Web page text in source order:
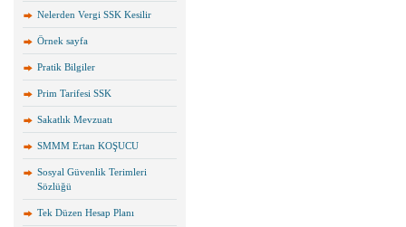
Nelerden Vergi SSK Kesilir
Örnek sayfa
Pratik Bilgiler
Prim Tarifesi SSK
Sakatlık Mevzuatı
SMMM Ertan KOŞUCU
Sosyal Güvenlik Terimleri
Sözlüğü
Tek Düzen Hesap Planı